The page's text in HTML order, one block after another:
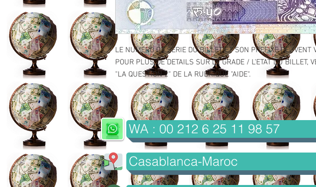
LE NUMERO DE SERIE DU BILLET ET SON PREFIXE PEUVENT
POUR PLUS DE DETAILS SUR LE GRADE / L'ETAT DU BILLET,
"LA QUESTION 2" DE LA RUBRIQUE "AIDE".
WA : 00 212 6 25 11 98 57
Casablanca-Maroc